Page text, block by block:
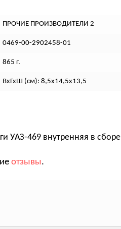
ПРОЧИЕ ПРОИЗВОДИТЕЛИ 2
0469-00-2902458-01
865 г.
ВхГхШ (см): 8,5х14,5х13,5
УАЗ-469 внутренняя в сборе
отзывы.